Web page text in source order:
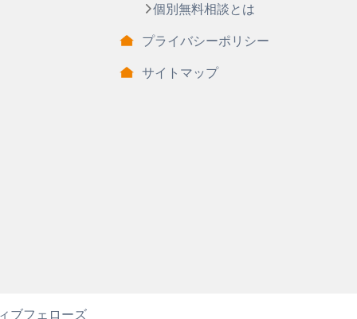
個別無料相談とは
プライバシーポリシー
サイトマップ
ブフェローズ